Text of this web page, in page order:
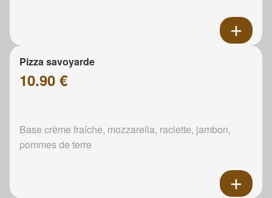
Pizza savoyarde
10.90 €
Base crème fraîche, mozzarella, raclette, jambon,
pommes de terre